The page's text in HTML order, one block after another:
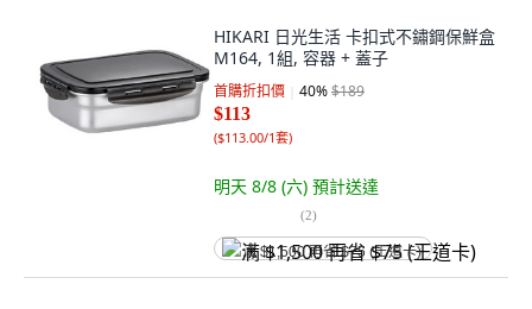
HIKARI 日光生活 卡扣式不鏽鋼保鮮盒
M164, 1組, 容器 + 蓋子
首購折扣價 40%$189
$113
($113.00/1套)
明天 8/8 (六) 預計送達
(2)
满 $1,500 再省 $75 (王道卡)